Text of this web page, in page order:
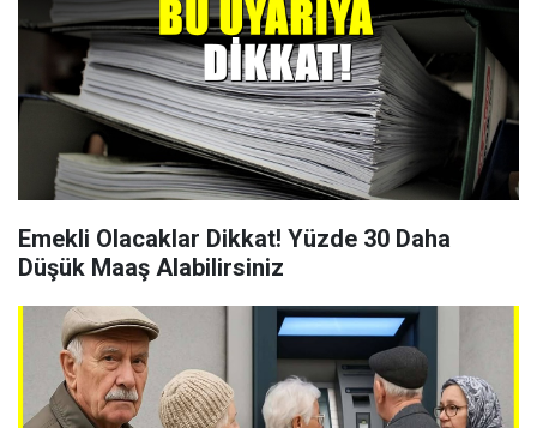
Emekli Olacaklar Dikkat! Yüzde 30 Daha
Düşük Maaş Alabilirsiniz